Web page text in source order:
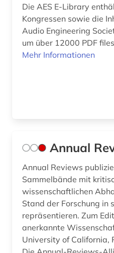
entwicklung (1)
enzyklopädie (1)
erdgas (1)
eth zürich (1)
europäische union (2)
explosionen (1)
fahrzeugbau (2)
fahrzeugtechnik (2)
Die AES E-Library
Kongressen sowie die
Audio Engineering
um über 12000 PDF
Mehr Informationen
Annual
Annual Reviews
Sammelbände mit
wissenschaftlichen
Stand der Forschung in
repräsentieren. Zum
anerkannte
University of California,